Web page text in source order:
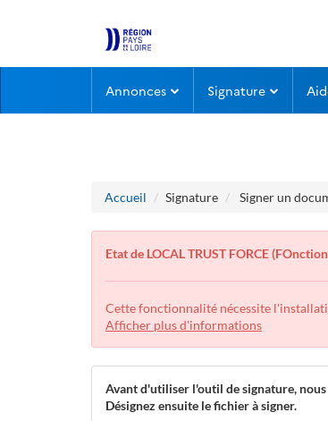
contenu
Annonces Signature
Accueil Signature Signer un
Etat de LOCAL TRUST FORCE
Cette fonctionnalité nécessite
Afficher plus d'informations
Avant d'utiliser l'outil de signature,
Désignez ensuite le fichier à signer.